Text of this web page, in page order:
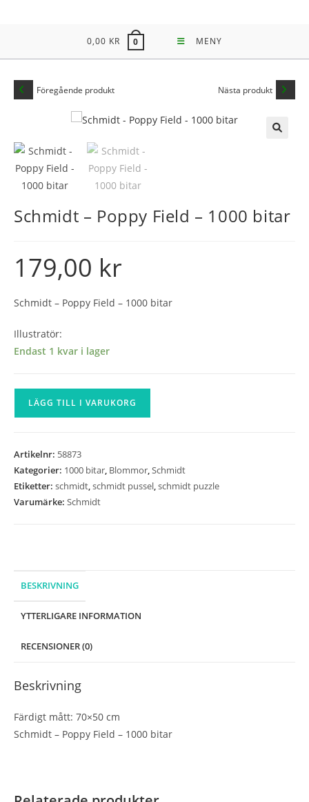
0,00 KR 0 MENY
Föregående produkt Nästa produkt
Schmidt – Poppy Field – 1000 bitar
179,00 kr
Schmidt – Poppy Field – 1000 bitar
Illustratör:
Endast 1 kvar i lager
Schmidt
-
1000
bitar
LÄGG TILL I VARUKORG
Artikelnr: 58873
Kategorier: 1000 bitar, Blommor,Schmidt
Etiketter: schmidt,schmidt pussel,schmidt puzzle
Varumärke: Schmidt
BESKRIVNING
YTTERLIGARE INFORMATION
RECENSIONER (0)
Beskrivning
Färdigt mått: 70×50 cm
Schmidt – Poppy Field – 1000 bitar